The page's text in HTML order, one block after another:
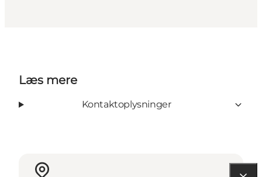
Læs mere
Kontaktoplysninger